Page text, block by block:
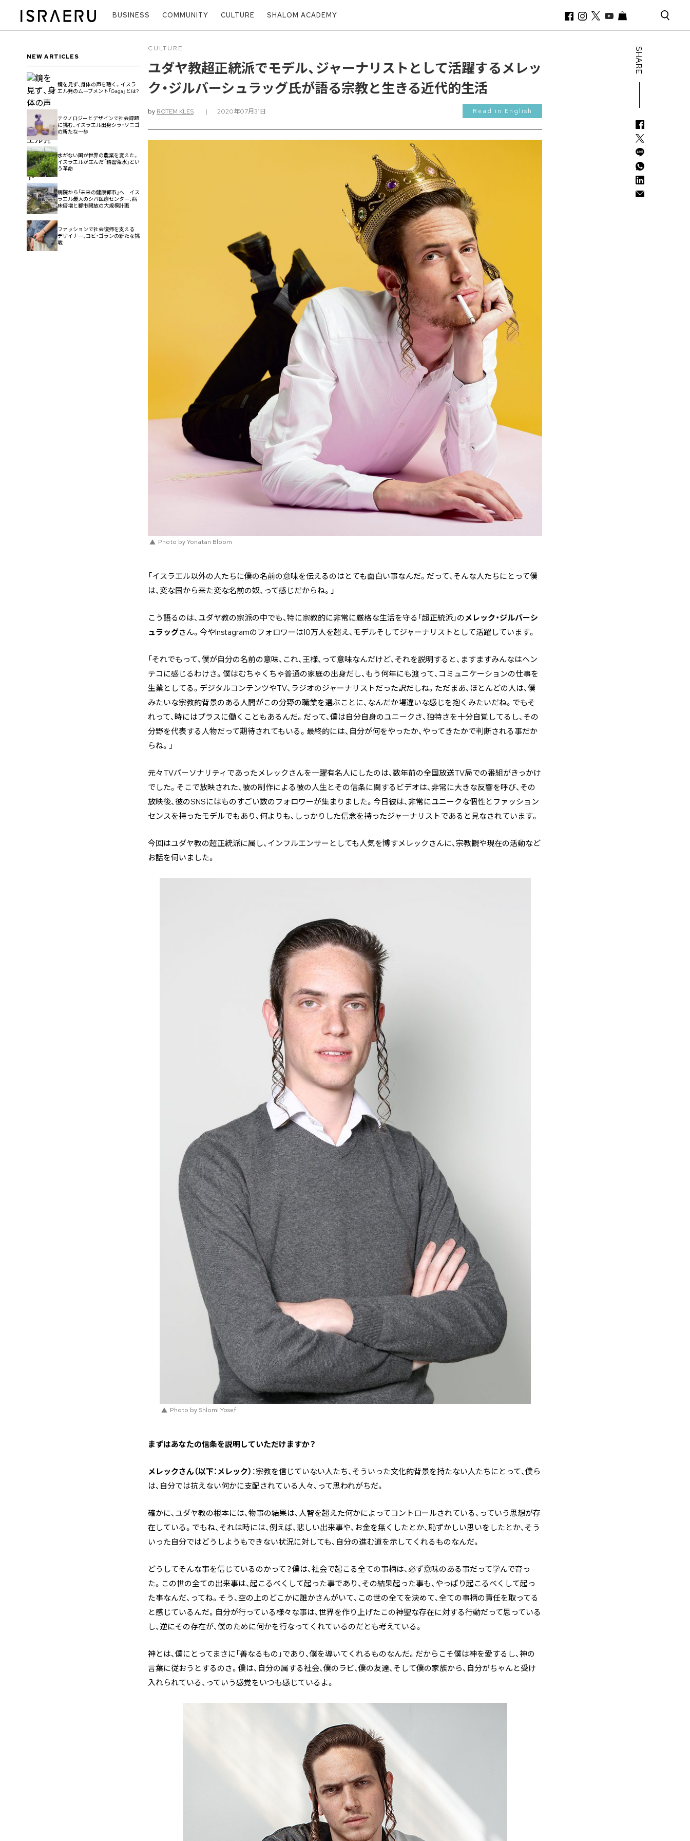
BUSINESS COMMUNITY CULTURE SHALOM ACADEMY
SHARE
NEW ARTICLES
鏡を見ず、身体の声を聴く。イスラ
エル発のムーブメント「Gaga」とは?
テクノロジーとデザインで社会課題
に挑む、イスラエル出身シラ・ソニゴ
の新たな一歩
水がない国が世界の農業を変えた。
イスラエルが生んだ「精密潅水」とい
う革命
病院から「未来の健康都市」へ イス
ラエル最大のシバ医療センター、病
床倍増と都市開放の大規模計画
ファッションで社会復帰を支える
デザイナー、コビ・ゴランの新たな挑
戦
CULTURE
ユダヤ教超正統派でモデル、ジャーナリストとして活躍するメレッ
ク・ジルバーシュラッグ氏が語る宗教と生きる近代的生活
by ROTEM KLES | 2020年07月31日 Read in English
Photo by Yonatan Bloom
「イスラエル以外の人たちに僕の名前の意味を伝えるのはとても面白い事なんだ。だって、そんな人たちにとって僕
は、変な国から来た変な名前の奴、って感じだからね。」
こう語るのは、ユダヤ教の宗派の中でも、特に宗教的に非常に厳格な生活を守る「超正統派」のメレック・ジルバーシ
ュラッグさん。今やInstagramのフォロワーは10万人を超え、モデルそしてジャーナリストとして活躍しています。
「それでもって、僕が自分の名前の意味、これ、王様、って意味なんだけど、それを説明すると、ますますみんなはヘン
テコに感じるわけさ。僕はむちゃくちゃ普通の家庭の出身だし、もう何年にも渡って、コミュニケーションの仕事を
生業としてる。デジタルコンテンツやTV、ラジオのジャーナリストだった訳だしね。ただまあ、ほとんどの人は、僕
みたいな宗教的背景のある人間がこの分野の職業を選ぶことに、なんだか場違いな感じを抱くみたいだね。でもそ
れって、時にはプラスに働くこともあるんだ。だって、僕は自分自身のユニークさ、独特さを十分自覚してるし、その
分野を代表する人物だって期待されてもいる。最終的には、自分が何をやったか、やってきたかで判断される事だか
らね。」
元々TVパーソナリティであったメレックさんを一躍有名人にしたのは、数年前の全国放送TV局での番組がきっかけ
でした。そこで放映された、彼の制作による彼の人生とその信条に関するビデオは、非常に大きな反響を呼び、その
放映後、彼のSNSにはものすごい数のフォロワーが集まりました。今日彼は、非常にユニークな個性とファッション
センスを持ったモデルでもあり、何よりも、しっかりした信念を持ったジャーナリストであると見なされています。
今回はユダヤ教の超正統派に属し、インフルエンサーとしても人気を博すメレックさんに、宗教観や現在の活動など
お話を伺いました。
Photo by Shlomi Yosef
―――まずはあなたの信条を説明していただけますか？
メレックさん（以下：メレック） ：宗教を信じていない人たち、そういった文化的背景を持たない人たちにとって、僕ら
は、自分では抗えない何かに支配されている人々、って思われがちだ。
確かに、ユダヤ教の根本には、物事の結果は、人智を超えた何かによってコントロールされている、っていう思想が存
在している。でもね、それは時には、例えば、悲しい出来事や、お金を無くしたとか、恥ずかしい思いをしたとか、そう
いった自分ではどうしようもできない状況に対しても、自分の進む道を示してくれるものなんだ。
どうしてそんな事を信じているのかって？僕は、社会で起こる全ての事柄は、必ず意味のある事だって学んで育っ
た。この世の全ての出来事は、起こるべくして起った事であり、その結果起った事も、やっぱり起こるべくして起っ
た事なんだ、ってね。そう、空の上のどこかに誰かさんがいて、この世の全てを決めて、全ての事柄の責任を取ってる
と感じているんだ。自分が行っている様々な事は、世界を作り上げたこの神聖な存在に対する行動だって思っている
し、逆にその存在が、僕のために何かを行なってくれているのだとも考えている。
神とは、僕にとってまさに「善なるもの」であり、僕を導いてくれるものなんだ。だからこそ僕は神を愛するし、神の
言葉に従おうとするのさ。僕は、自分の属する社会、僕のラビ、僕の友達、そして僕の家族から、自分がちゃんと受け
入れられている、っていう感覚をいつも感じているよ。